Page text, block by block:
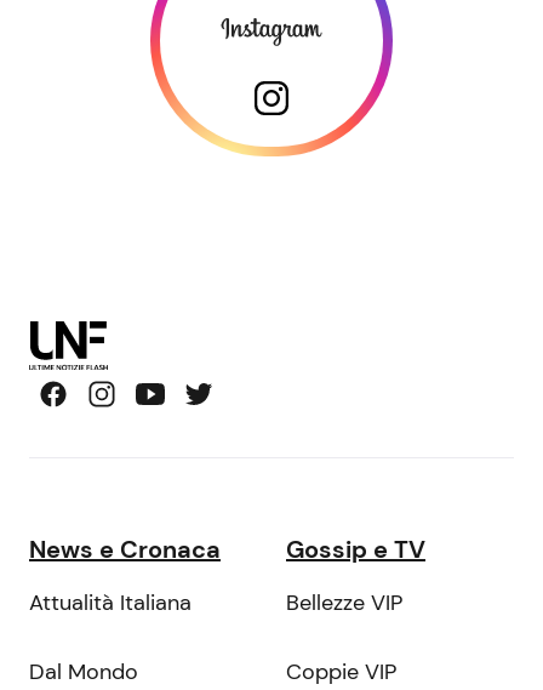
News e Cronaca
Attualità Italiana
Dal Mondo
Gossip e TV
Bellezze VIP
Coppie VIP